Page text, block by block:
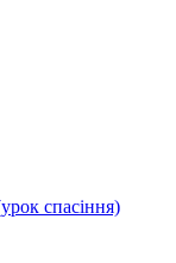
спасіння)